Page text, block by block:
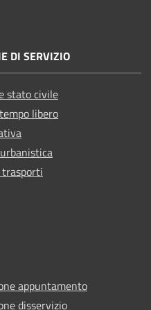
DI SERVIZIO
stato civile
libero
appuntamento
disservizio